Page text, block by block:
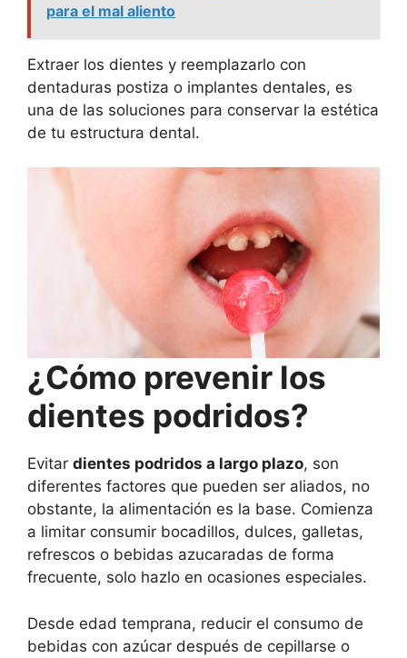
para el mal aliento
Extraer los dientes y reemplazarlo con
dentaduras postiza o implantes dentales, es
una de las soluciones para conservar la estética
de tu estructura dental.
¿Cómo prevenir los
dientes podridos?
Evitar dientes podridos a largo plazo, son
diferentes factores que pueden ser aliados, no
obstante, la alimentación es la base. Comienza
a limitar consumir bocadillos, dulces, galletas,
refrescos o bebidas azucaradas de forma
frecuente, solo hazlo en ocasiones especiales.
Desde edad temprana, reducir el consumo de
bebidas con azúcar después de cepillarse o